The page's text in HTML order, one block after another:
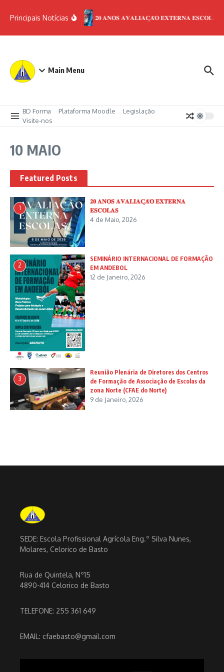
Principais Notícias
𝟐𝟎 𝐀𝐍𝐎𝐒 𝐀𝐕𝐀𝐋𝐈𝐀𝐂̧𝐀̃𝐎 𝐄𝐗𝐓𝐄𝐑𝐍𝐀 𝐄𝐒𝐂𝐎𝐋𝐀𝐒
Main Menu
BD Forma Plataforma Moodle
Legislação
Visite-nos
10 MAIO
Featured Posts
1
𝟐𝟎 𝐀𝐍𝐎𝐒 𝐀𝐕𝐀𝐋𝐈𝐀𝐂̧𝐀̃𝐎 𝐄𝐗𝐓𝐄𝐑𝐍𝐀
𝐄𝐒𝐂𝐎𝐋𝐀𝐒
4 de Maio, 2026
2
SEMINÁRIO INTERNACIONAL DE FORMAÇÃO
EM ANDEBOL
12 de Janeiro, 2026
3
Reunião Plenária de Diretores dos Centros
de Formação de Associação de Escolas da
zona Norte (CFAE do Norte)
9 de Janeiro, 2026
SEDE: Escola Profissional Agrícola Eng.º Silva Nunes,
Molares, Celorico de Basto
Rua de Quintela, Nº15
4890-414 Celorico de Basto
TELEFONE: 255 361 649
EMAIL: cfaebasto@gmail.com